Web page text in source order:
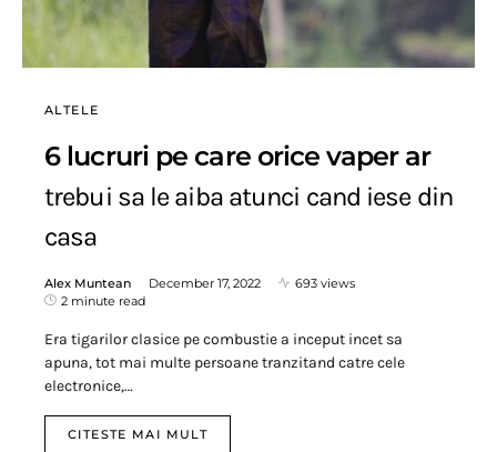
ALTELE
6 lucruri pe care orice vaper ar
trebui sa le aiba atunci cand iese din
casa
Alex Muntean December 17, 2022
693 views
2 minute read
Era tigarilor clasice pe combustie a inceput incet sa
apuna, tot mai multe persoane tranzitand catre cele
electronice,…
CITESTE MAI MULT